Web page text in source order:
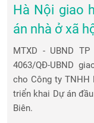
Hà Nội giao
án nhà ở xã
MTXD - UBND
4063/QĐ-UBND
cho Công ty TNHH
triển khai Dự án
Biên.